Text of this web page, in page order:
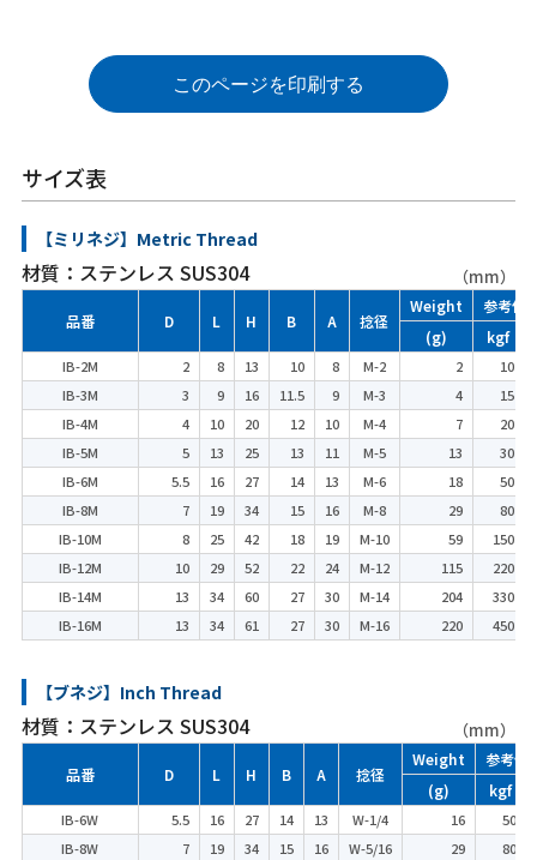
このページを印刷する
サイズ表
【ミリネジ】Metric Thread
材質：ステンレス SUS304 （mm）
品番 D L H B A 捻径
Weight
参考使
(g)
kgf
IB-2M 2 8 13 10 8 M-2 2
10
IB-3M
3 9 16 11.5 9 M-3 4
15
IB-4M
4 10 20 12 10 M-4 7
20
IB-5M
5 13 25 13 11 M-5 13
30
IB-6M
5.5 16 27 14 13 M-6 18
50
IB-8M
7 19 34 15 16 M-8 29
80
IB-10M
8 25 42 18 19 M-10 59
150
IB-12M
10 29 52 22 24 M-12 115
220
IB-14M
13 34 60 27 30 M-14 204
330
IB-16M
13 34 61 27 30 M-16 220 450
【ブネジ】Inch Thread
材質：ステンレス SUS304 （mm）
品番 D L H B A 捻径
Weight
参考使
(g)
kgf
IB-6W 5.5 16 27 14 13 W-1/4 16
50
IB-8W
7 19 34 15 16 W-5/16 29
80